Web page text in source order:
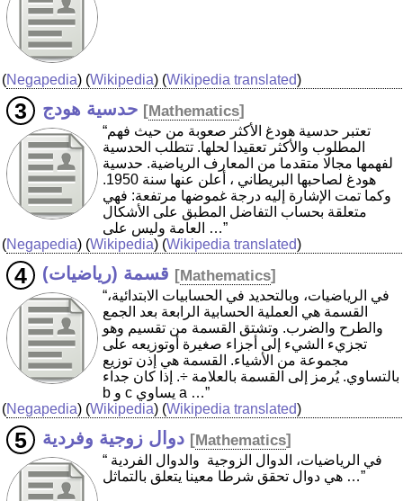
(Negapedia) (Wikipedia) (Wikipedia translated)
حدسية هودج [Mathematics]
“تعتبر حدسية هودغ الأكثر صعوبة من حيث فهم
المطلوب والأكثر تعقيدا لحلها. تتطلب الحدسية
لفهمها مجالا متقدما من المعارف الرياضية. حدسية
هودغ لصاحبها البريطاني ، أعلن عنها سنة 1950.
وكما تمت الإشارة إليه درجة غموضها مرتفعة: فهي
متعلقة بحساب التفاضل المطبق على الأشكال
العامة وليس على …”
(Negapedia) (Wikipedia) (Wikipedia translated)
قسمة (رياضيات) [Mathematics]
“في الرياضيات، وبالتحديد في الحسابيات الابتدائية،
القسمة هي العملية الحسابية الرابعة بعد الجمع
والطرح والضرب. وتشتق القسمة من تقسيم وهو
تجزيء الشيء إلى أجزاء صغيرة أوتوزيعه على
مجموعة من الأشياء. القسمة هي إذن توزيع
بالتساوي. يُرمز إلى القسمة بالعلامة ÷. إذا كان جداء
b و c يساوي a …”
(Negapedia) (Wikipedia) (Wikipedia translated)
دوال زوجية وفردية [Mathematics]
“في الرياضيات، الدوال الزوجية ‏ والدوال الفردية ‏
هي دوال تحقق شرطا معينا يتعلق بالتماثل …”